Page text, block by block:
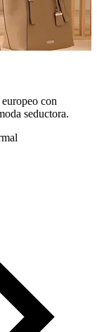
con
seductora.